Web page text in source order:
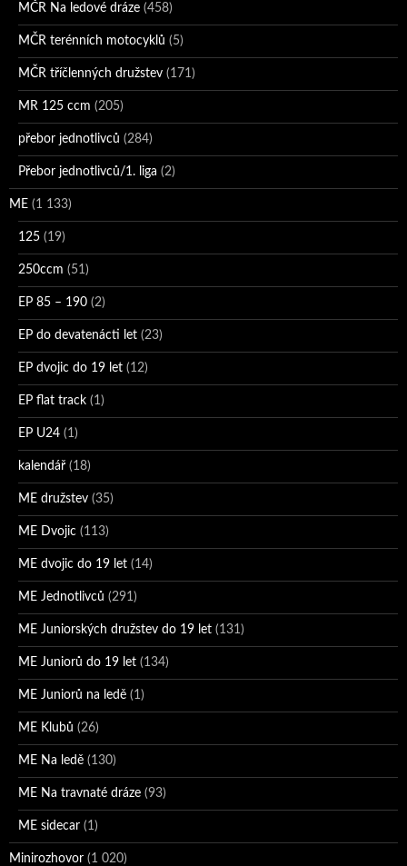
MČR Na ledové dráze (458)
MČR terénních motocyklů (5)
MČR tříčlenných družstev (171)
MR 125 ccm (205)
přebor jednotlivců (284)
Přebor jednotlivců/1. liga (2)
ME (1 133)
125 (19)
250ccm (51)
EP 85 – 190 (2)
EP do devatenácti let (23)
EP dvojic do 19 let (12)
EP flat track (1)
EP U24 (1)
kalendář (18)
ME družstev (35)
ME Dvojic (113)
ME dvojic do 19 let (14)
ME Jednotlivců (291)
ME Juniorských družstev do 19 let (131)
ME Juniorů do 19 let (134)
ME Juniorů na ledě (1)
ME Klubů (26)
ME Na ledě (130)
ME Na travnaté dráze (93)
ME sidecar (1)
Minirozhovor (1 020)